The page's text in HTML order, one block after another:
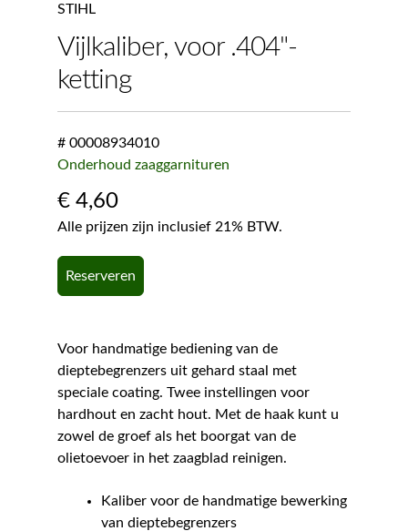
STIHL
Vijlkaliber, voor .404"-
ketting
# 00008934010
Onderhoud zaaggarnituren
€4,60
Alle prijzen zijn inclusief 21% BTW.
Reserveren
Voor handmatige bediening van de
dieptebegrenzers uit gehard staal met
speciale coating. Twee instellingen voor
hardhout en zacht hout. Met de haak kunt u
zowel de groef als het boorgat van de
olietoevoer in het zaagblad reinigen.
Kaliber voor de handmatige bewerking
van dieptebegrenzers